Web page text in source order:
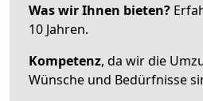
Was wir Ihnen bieten?
10 Jahren.
Kompetenz, da wir die
Wünsche und Bedürfnisse